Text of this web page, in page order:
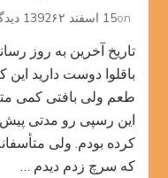
on15 اسفند 1392 ۶۲ دیدگاه
باقلوا دوست دارید این
طعم ولی بافتی کمی
این رسپی رو مدتی
کرده بودم. ولی
که سرچ زدم دیدم …